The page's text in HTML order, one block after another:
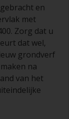
en
met
Zorg dat u
dat wel,
grondverf
na
van het